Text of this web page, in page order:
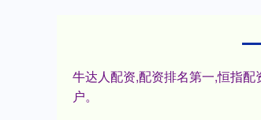
牛达人配资,配资排名第一,恒指
户。